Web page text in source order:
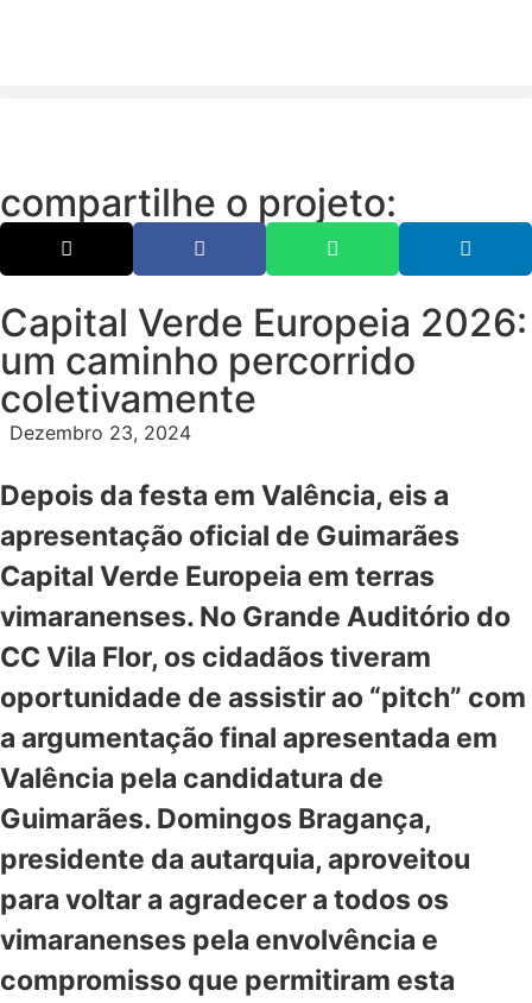
compartilhe o projeto:
Capital Verde Europeia 2026:
um caminho percorrido
coletivamente
Dezembro 23, 2024
Depois da festa em Valência, eis a
apresentação oficial de Guimarães
Capital Verde Europeia em terras
vimaranenses. No Grande Auditório do
CC Vila Flor, os cidadãos tiveram
oportunidade de assistir ao “pitch” com
a argumentação final apresentada em
Valência pela candidatura de
Guimarães. Domingos Bragança,
presidente da autarquia, aproveitou
para voltar a agradecer a todos os
vimaranenses pela envolvência e
compromisso que permitiram esta